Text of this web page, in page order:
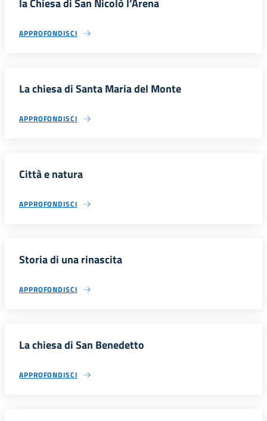
la Chiesa di San Nicolò l’Arena
APPROFONDISCI
La chiesa di Santa Maria del Monte
APPROFONDISCI
Città e natura
APPROFONDISCI
Storia di una rinascita
APPROFONDISCI
La chiesa di San Benedetto
APPROFONDISCI